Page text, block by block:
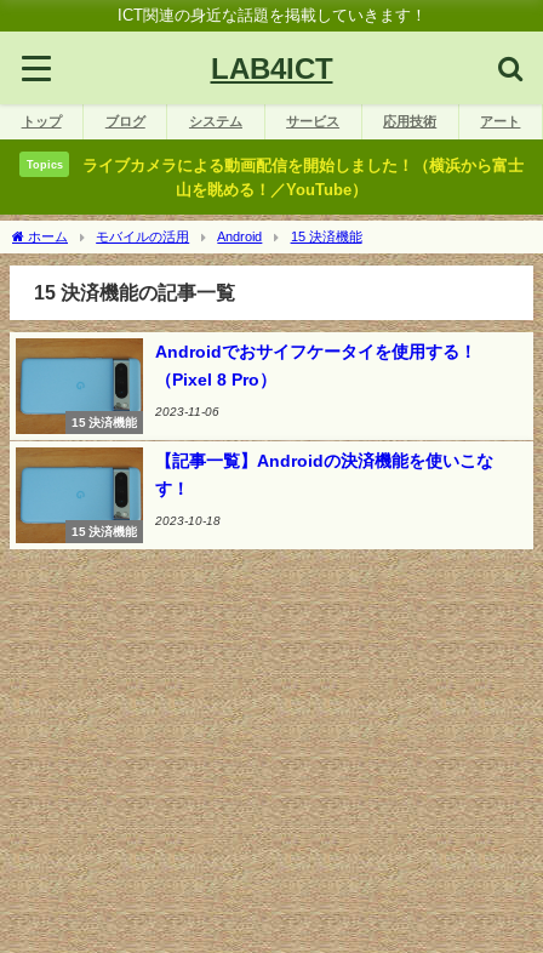
ICT関連の身近な話題を掲載していきます！
LAB4ICT
トップ ブログ システム サービス 応用技術 アート
Topics
ライブカメラによる動画配信を開始しました！（横浜から富士
山を眺める！／YouTube）
ホーム モバイルの活用 Android 15 決済機能
15 決済機能の記事一覧
15 決済機能
Androidでおサイフケータイを使用する！
（Pixel 8 Pro）
2023-11-06
15 決済機能
【記事一覧】Androidの決済機能を使いこな
す！
2023-10-18